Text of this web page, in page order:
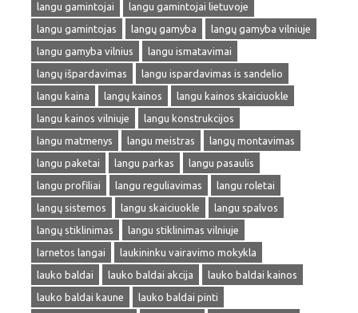
langu gamintojai
langu gamintojai lietuvoje
langu gamintojas
langų gamyba
langų gamyba vilniuje
langu gamyba vilnius
langu ismatavimai
langų išpardavimas
langu ispardavimas is sandelio
langu kaina
langų kainos
langu kainos skaiciuokle
langu kainos vilniuje
langu konstrukcijos
langu matmenys
langu meistras
langų montavimas
langu paketai
langu parkas
langu pasaulis
langu profiliai
langu reguliavimas
langu roletai
langų sistemos
langu skaiciuokle
langu spalvos
langų stiklinimas
langu stiklinimas vilniuje
larnetos langai
laukininku vairavimo mokykla
lauko baldai
lauko baldai akcija
lauko baldai kainos
lauko baldai kaune
lauko baldai pinti